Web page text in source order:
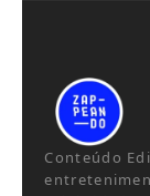
Conteúdo